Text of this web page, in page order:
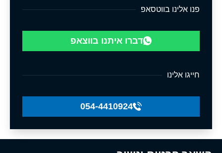
פנו אלינו בווטסאפ
דברו איתנו בווצאפ
חייגו אלינו
054-4410924